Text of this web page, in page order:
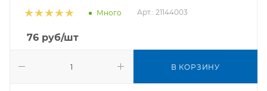
Много Арт.: 21144003
76 руб/шт
В КОРЗИНУ